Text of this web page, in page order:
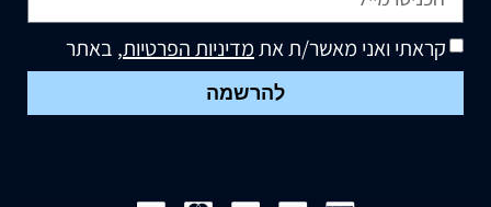
קראתי ואני מאשר/ת אתמדיניות הפרטיות, באתר
להרשמה